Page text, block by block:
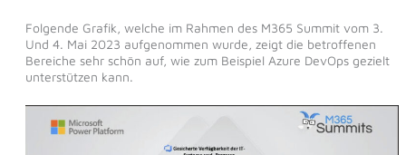
Folgende Grafik, welche im Rahmen des M365 Summit vom 3.
Und 4. Mai 2023 aufgenommen wurde, zeigt die betroffenen
Bereiche sehr schön auf, wie zum Beispiel Azure DevOps gezielt
unterstützen kann.